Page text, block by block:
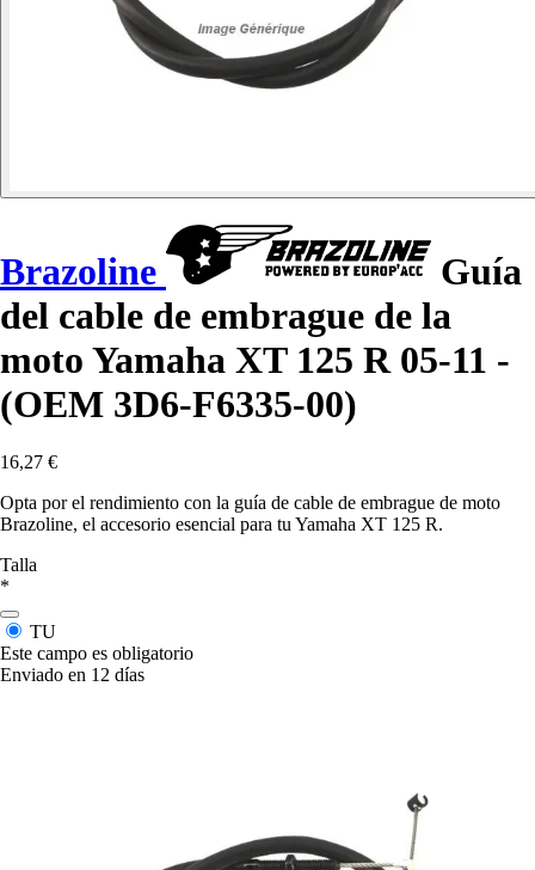
Brazoline
Guía
del cable de embrague de la
moto Yamaha XT 125 R 05-11 -
(OEM 3D6-F6335-00)
16,27 €
Opta por el rendimiento con la guía de cable de embrague de moto
Brazoline, el accesorio esencial para tu Yamaha XT 125 R.
Talla
*
TU
Este campo es obligatorio
Enviado en 12 días